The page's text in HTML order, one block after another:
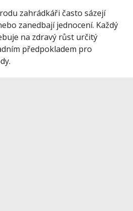
zahrádkáři často sázejí
zanedbají jednocení. Každý
na zdravý růst určitý
předpokladem pro